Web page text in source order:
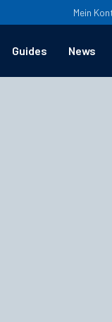
Mein
Guides News